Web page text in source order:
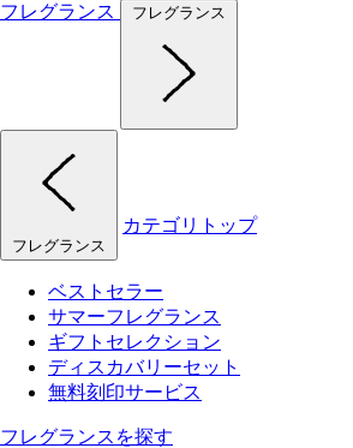
フレグランス
フレグランス
フレグランス
カテゴリトップ
ベストセラー
サマーフレグランス
ギフトセレクション
ディスカバリーセット
無料刻印サービス
フレグランスを探す